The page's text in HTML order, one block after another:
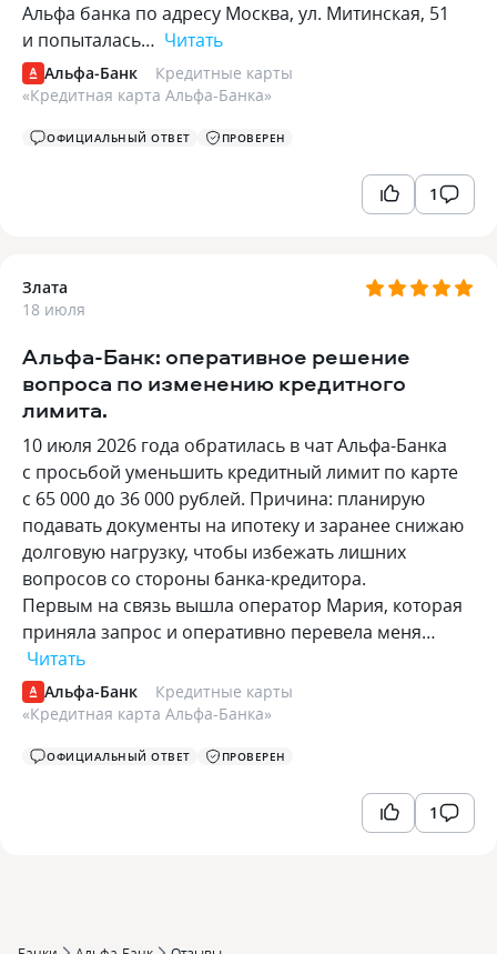
Альфа банка по адресу Москва, ул. Митинская, 51
и попыталась… Читать
Альфа-Банк
Кредитные карты
«Кредитная карта Альфа-Банка»
ОФИЦИАЛЬНЫЙ ОТВЕТ ПРОВЕРЕН
1
Злата
18 июля
Альфа-Банк: оперативное решение
вопроса по изменению кредитного
лимита.
10 июля 2026 года обратилась в чат Альфа-Банка
с просьбой уменьшить кредитный лимит по карте
с 65 000 до 36 000 рублей. Причина: планирую
подавать документы на ипотеку и заранее снижаю
долговую нагрузку, чтобы избежать лишних
вопросов со стороны банка-кредитора.
Первым на связь вышла оператор Мария, которая
приняла запрос и оперативно перевела меня…
Читать
Альфа-Банк
Кредитные карты
«Кредитная карта Альфа-Банка»
ОФИЦИАЛЬНЫЙ ОТВЕТ ПРОВЕРЕН
1